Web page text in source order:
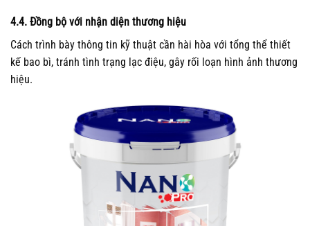
4.4. Đồng bộ với nhận diện thương hiệu
Cách trình bày thông tin kỹ thuật cần hài hòa với tổng thể thiết
kế bao bì, tránh tình trạng lạc điệu, gây rối loạn hình ảnh thương
hiệu.